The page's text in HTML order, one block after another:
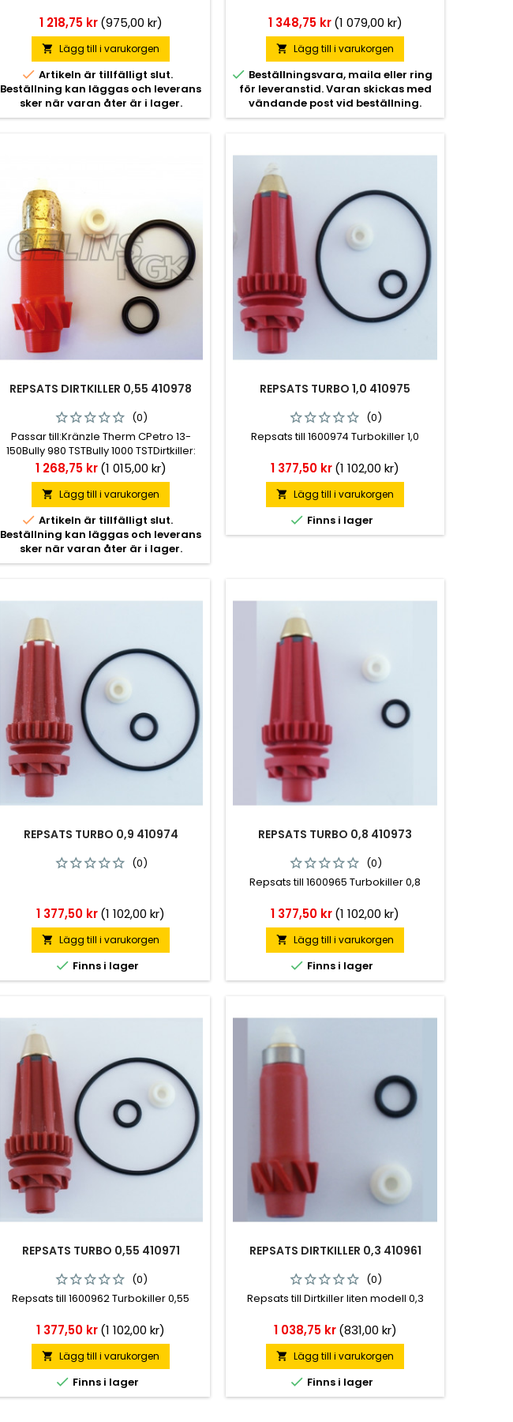
Pris
1 218,75 kr(975,00 kr)
 Lägg till i varukorgen
 Artikeln är tillfälligt slut.
Beställning kan läggas och leverans
sker när varan åter är i lager.
Pris
1 348,75 kr (1 079,00 kr)
 Lägg till i varukorgen
 Beställningsvara, maila eller ring
för leveranstid. Varan skickas med
vändande post vid beställning.
REPSATS DIRTKILLER 0,55 410978
(0)
Passar till:Kränzle Therm CPetro 13-
150Bully 980 TSTBully 1000 TSTDirtkiller:
K12425-055
Pris
1 268,75 kr(1 015,00 kr)
 Lägg till i varukorgen
 Artikeln är tillfälligt slut.
Beställning kan läggas och leverans
sker när varan åter är i lager.
REPSATS TURBO 1,0 410975
(0)
Repsats till 1600974 Turbokiller 1,0
Pris
1 377,50 kr(1 102,00 kr)
 Lägg till i varukorgen
 Finns i lager
REPSATS TURBO 0,9 410974
(0)
Pris
1 377,50 kr(1 102,00 kr)
 Lägg till i varukorgen
 Finns i lager
REPSATS TURBO 0,8 410973
(0)
Repsats till 1600965 Turbokiller 0,8
Pris
1 377,50 kr(1 102,00 kr)
 Lägg till i varukorgen
 Finns i lager
REPSATS TURBO 0,55 410971
(0)
Repsats till 1600962 Turbokiller 0,55
Pris
1 377,50 kr(1 102,00 kr)
 Lägg till i varukorgen
 Finns i lager
REPSATS DIRTKILLER 0,3 410961
(0)
Repsats till Dirtkiller liten modell 0,3
Pris
1 038,75 kr (831,00 kr)
 Lägg till i varukorgen
 Finns i lager